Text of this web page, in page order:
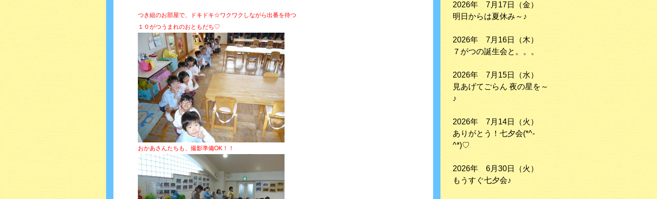
つき組のお部屋で、ドキドキ☆ワクワクしながら出番を待つ
１０がつうまれのおともだち♡
おかあさんたちも、撮影準備OK！！
2026年 7月17日（金）
明日からは夏休み～♪
2026年 7月16日（木）
７がつの誕生会と。。。
2026年 7月15日（水）
見あげてごらん 夜の星を～
♪
2026年 7月14日（火）
ありがとう！七夕会(*^-
^*)♡
2026年 6月30日（火）
もうすぐ七夕会♪